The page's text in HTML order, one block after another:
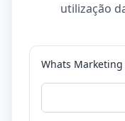
utilização
Whats Marketing